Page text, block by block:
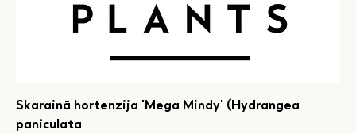
Skarainā hortenzija 'Mega Mindy' (Hydrangea
paniculata